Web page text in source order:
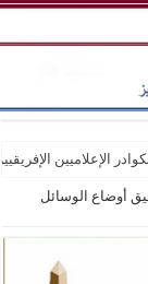
الإعلاميين
أوضاع الوسائل